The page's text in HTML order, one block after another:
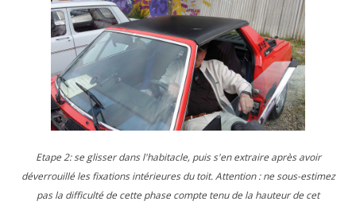
Etape 2: se glisser dans l'habitacle, puis s'en extraire après avoir
déverrouillé les fixations intérieures du toit. Attention : ne sous-estimez
pas la difficulté de cette phase compte tenu de la hauteur de cet